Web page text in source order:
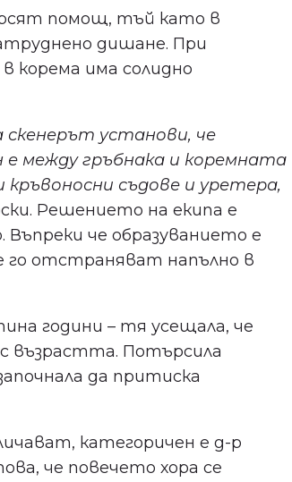
помощ, тъй като в
дишане. При
корема има солидно
установи, че
между гръбнака и коремната
кръвоносни съдове и уретера,
Решението на екипа е
че образуванието е
отстраняват напълно в
години – тя усещала, че
възрастта. Потърсила
да притиска
категоричен е д-р
че повечето хора се
безплатни прегледи, нови
клиники и събития в града ни.
Съгласен съм с
политиката
за поверителност.